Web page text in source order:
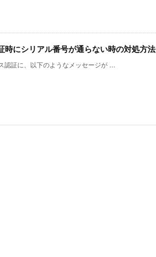
にシリアル番号が通らない時の対処方法
証に、以下のようなメッセージが ...